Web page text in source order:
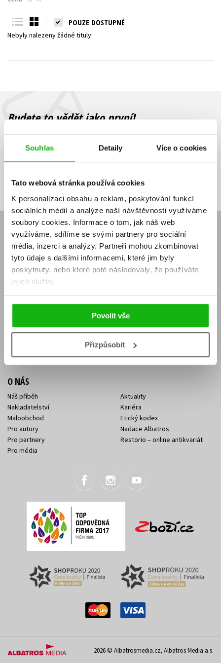
Souhlas Detaily Více o cookies
Tato webová stránka používá cookies
K personalizaci obsahu a reklam, poskytování funkcí
sociálních médií a analýze naší návštěvnosti využíváme
soubory cookies. Informace o tom, jak náš web
využíváme, sdílíme se svými partnery pro sociální
média, inzerci a analýzy. Partneři mohou zkombinovat
tyto údaje s dalšími informacemi, které jim byly
poskytnuty, nebo které poté následovaly, že používáte
jejich služby.
Povolit vše
Přizpůsobit
Young adult (SK)
Všechny tituly
POUZE DOSTUPNÉ
Nebyly nalezeny žádné tituly
Budete to vědět jako první!
Zajímá Vás, jaký knižní hit právě vychází, na jaké zboží je výhodná
sleva, jaká běží soutěž o ceny? Přihlášením k odběru našich e-
souhlasíte se zpracováním osobních údajů
mailová
adresa
mailová
adresa
Vaše e-mailová adresa Přihlásit se
E-SHOP
Aktuality
Naši autoři
Obchodní podmínky
Jak nakoupit
Knižní novinky
Dárkové poukazy
Affiliate program
KONTAKTY
Sídlo společnosti
Kontakty Albatros Media
O NÁS
Náš příběh
Nakladatelství
Maloobchod
Pro autory
Pro partnery
Pro média
Aktuality
Kariéra
Etický kodex
Nadace Albatros
Restorio – online antikvariát
2026 © Albatrosmedia.cz, Albatros Media a.s.